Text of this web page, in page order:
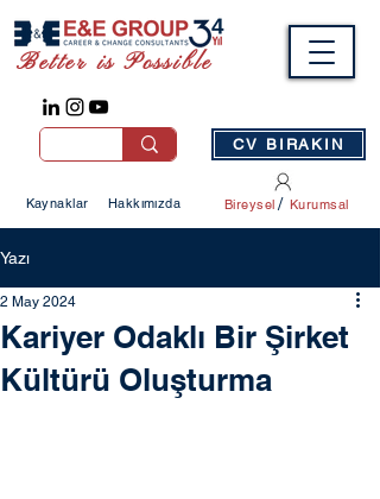
Better is Possible
Kaynaklar Hakkımızda /
Bireysel Kurumsal
CV BIRAKIN
Yazı
Kariyer Odaklı Bir Şirket
Kültürü Oluşturma
2 May 2024